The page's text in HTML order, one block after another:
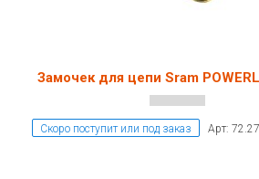
Замочек для цепи Sram
Скоро поступит или под заказ Арт: